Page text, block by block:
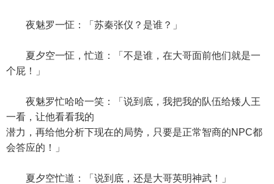
夜魅罗一怔：「苏秦张仪？是谁？」
夏夕空一怔，忙道：「不是谁，在大哥面前他们就是一
个屁！」
夜魅罗忙哈哈一笑：「说到底，我把我的队伍给矮人王
一看，让他看看我的
潜力，再给他分析下现在的局势，只要是正常智商的NPC都
会答应的！」
夏夕空忙道：「说到底，还是大哥英明神武！」